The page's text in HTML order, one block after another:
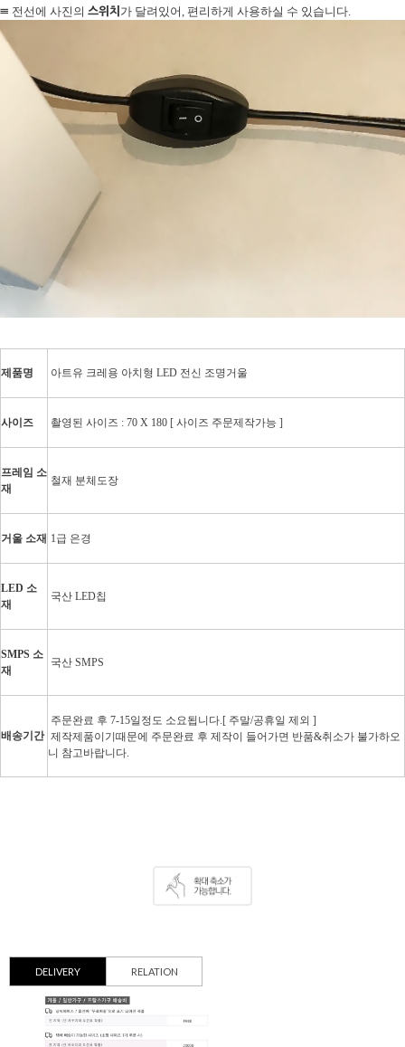
≡ 전선에 사진의 스위치 가 달려있어, 편리하게 사용하실 수 있습니다.
제품명 아트유 크레용 아치형 LED 전신 조명거울
사이즈 촬영된 사이즈 : 70 X 180 [ 사이즈 주문제작가능 ]
프레임 소
재
철재 분체도장
거울 소재 1급 은경
LED 소
재
국산 LED칩
SMPS 소
재
국산 SMPS
배송기간
주문완료 후 7-15일정도 소요됩니다.[ 주말/공휴일 제외 ]
제작제품이기때문에 주문완료 후 제작이 들어가면 반품&취소가 불가하오
니 참고바랍니다.
DELIVERY RELATION